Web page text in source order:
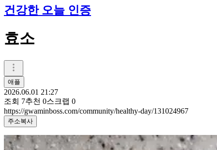
건강한 오늘 인증
효소
애플
2026.06.01 21:27
조회 7추천 0스크랩 0
https://gwaminboss.com/community/healthy-day/131024967
주소복사